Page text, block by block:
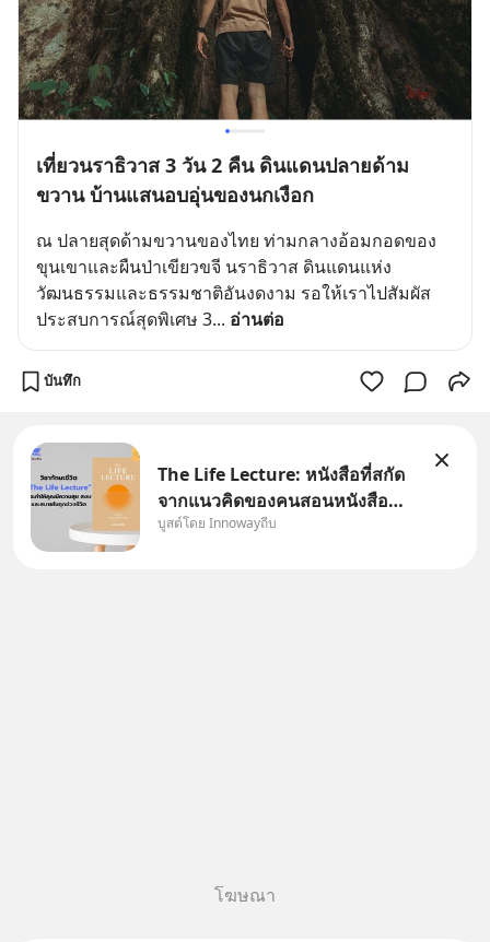
เที่ยวนราธิวาส 3 วัน 2 คืน ดินแดนปลายด้าม
ขวาน บ้านแสนอบอุ่นของนกเงือก
ณ ปลายสุดด้ามขวานของไทย ท่ามกลางอ้อมกอดของ
ขุนเขาและผืนป่าเขียวขจี นราธิวาส ดินแดนแห่ง
วัฒนธรรมและธรรมชาติอันงดงาม รอให้เราไปสัมผัส
ประสบการณ์สุดพิเศษ 3... อ่านต่อ
บันทึก
The Life Lecture: หนังสือที่สกัด
จากแนวคิดของคนสอนหนังสือ
สวัสดีครับเพื่อนๆชาว
บูสต์โดย Innowayถีบ
โฆษณา